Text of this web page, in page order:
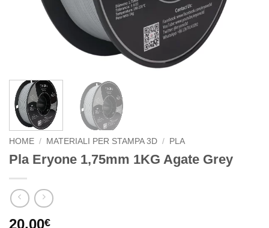
HOME / MATERIALI PER STAMPA 3D / PLA
Pla Eryone 1,75mm 1KG Agate Grey
20,00€